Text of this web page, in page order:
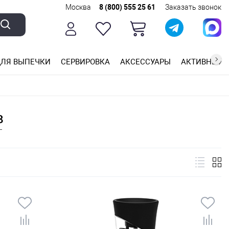
Москва 8 (800) 555 25 61 Заказать звонок
ВЫПЕЧКИ СЕРВИРОВКА АКСЕССУАРЫ АКТИВНЫЙ